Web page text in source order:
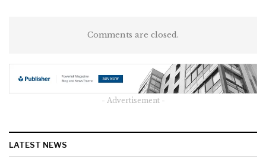
Comments are closed.
- Advertisement -
LATEST NEWS